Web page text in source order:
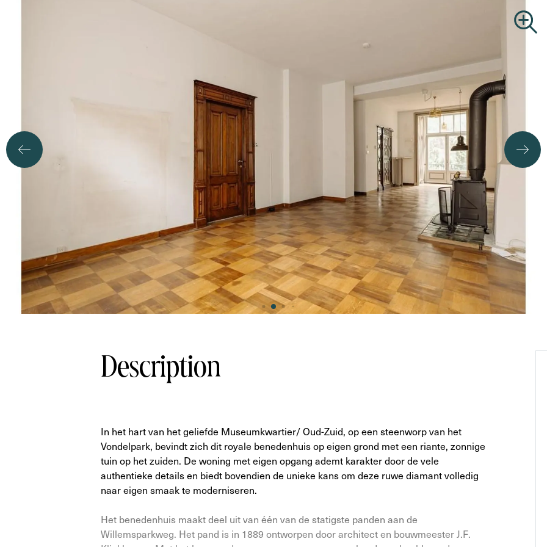
Description
In het hart van het geliefde Museumkwartier/ Oud-Zuid, op een steenworp van het
Vondelpark, bevindt zich dit royale benedenhuis op eigen grond met een riante, zonnige
tuin op het zuiden. De woning met eigen opgang ademt karakter door de vele
authentieke details en biedt bovendien de unieke kans om deze ruwe diamant volledig
naar eigen smaak te moderniseren.
Het benedenhuis maakt deel uit van één van de statigste panden aan de
Willemsparkweg. Het pand is in 1889 ontworpen door architect en bouwmeester J.F.